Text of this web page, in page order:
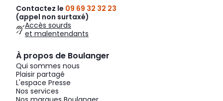
Contactez le 09 69 32 32 23
(appel non surtaxé)
Accès sourds
et malentendants
À propos de Boulanger
Qui sommes nous
Plaisir partagé
L'espace Presse
Nos services